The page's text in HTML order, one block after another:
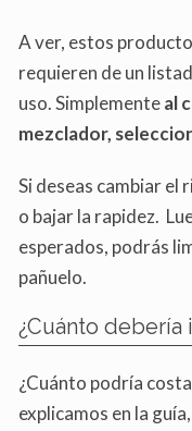
A ver, estos
requieren de un
uso. Simplementeal
mezclador,
Si deseas cambiar el
o bajar la rapidez.
esperados, podrás
pañuelo.
¿Cuánto debería
¿Cuánto podría
explicamos en la